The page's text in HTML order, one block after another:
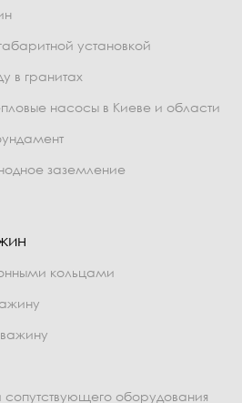
установкой
в гранитах
насосы в Киеве и области
заземление
кольцами
сопутствующего оборудования